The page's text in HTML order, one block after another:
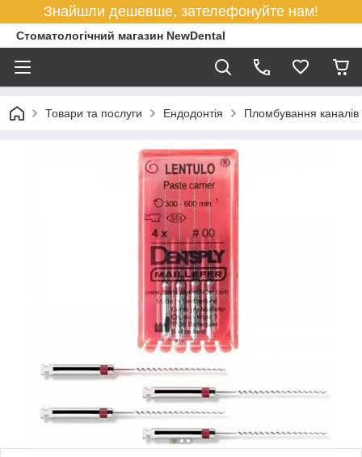
Знайшли дешевше, зателефонуйте нам!
Стоматологічний магазин NewDental
Товари та послуги Ендодонтія Пломбування каналів